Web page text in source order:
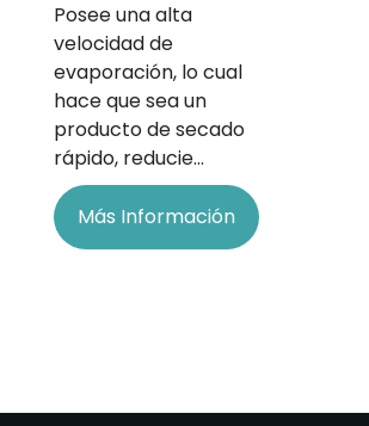
Posee una alta
velocidad de
evaporación, lo cual
hace que sea un
producto de secado
rápido, reducie…
Más Información